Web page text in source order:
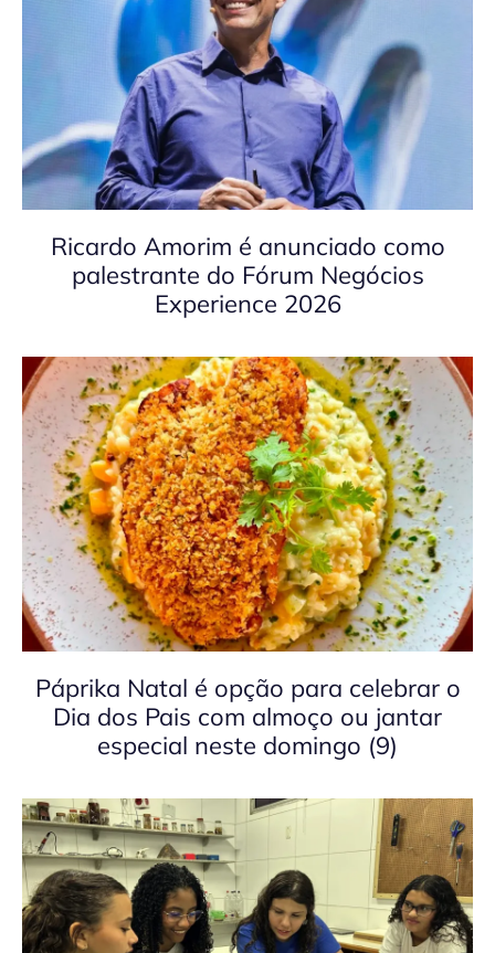
Ricardo Amorim é anunciado como
palestrante do Fórum Negócios
Experience 2026
Páprika Natal é opção para celebrar o
Dia dos Pais com almoço ou jantar
especial neste domingo (9)